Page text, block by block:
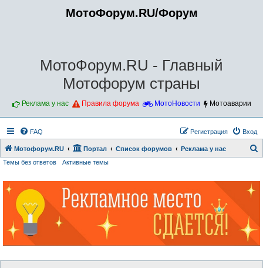
МотоФорум.RU/Форум
МотоФорум.RU - Главный
Мотофорум страны
Реклама у нас Правила форума МотоНовости Мотоаварии
FAQ Вход
Регистрация
Мотофорум.RU Портал Список форумов Реклама у нас
Темы без ответов Активные темы